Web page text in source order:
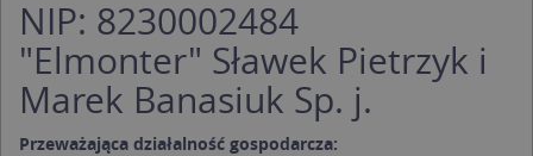
NIP: 8230002484
"Elmonter" Sławek Pietrzyk i
Marek Banasiuk Sp. j.
Przeważająca działalność gospodarcza: